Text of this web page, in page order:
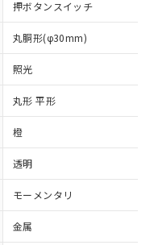
押ボタンスイッチ
丸胴形(φ30mm)
照光
丸形 平形
橙
透明
モーメンタリ
金属